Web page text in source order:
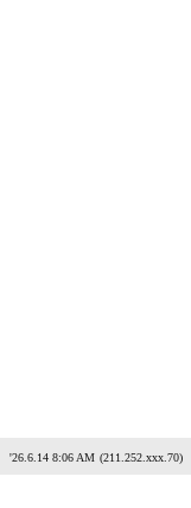
'26.6.14 8:06 AM (211.252.xxx.70)